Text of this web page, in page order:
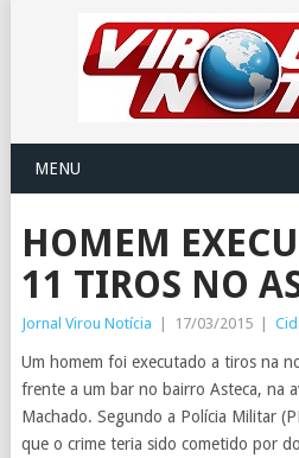
MENU
HOMEM
11 TIROS NO
Jornal Virou Notícia 17/03/2015
Um homem foi executado a tiros na
frente a um bar no bairro Asteca, na
Machado. Segundo a Polícia Militar
que o crime teria sido cometido por